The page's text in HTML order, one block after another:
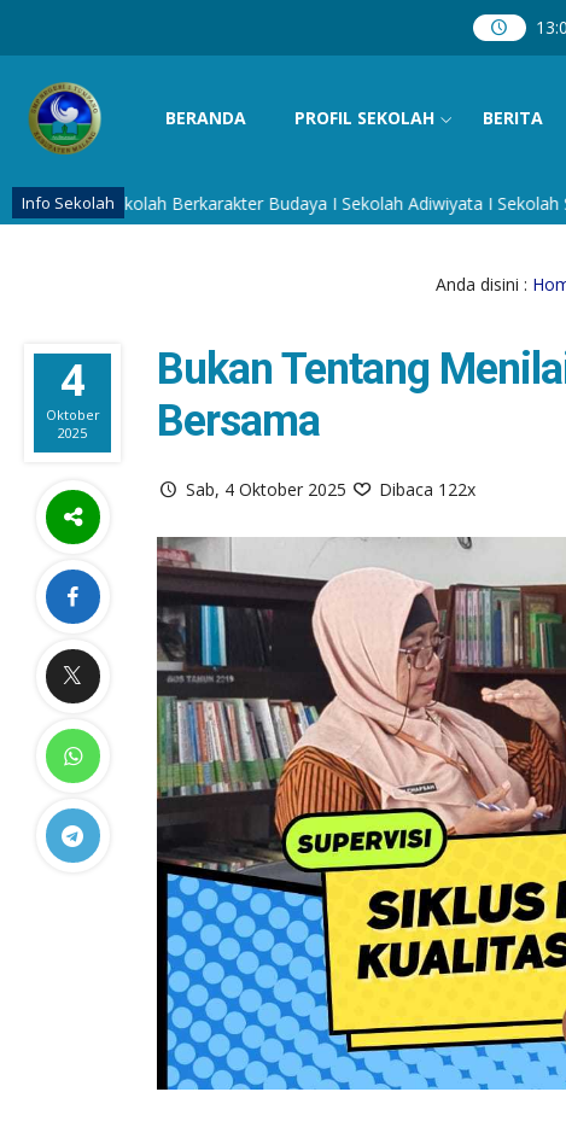
13:
BERANDA PROFIL SEKOLAH BERITA
Info Sekolah
Sekolah Berkarakter Budaya I Sekolah Adiwiyata I Sekolah Siaga
Anda disini :
4
Oktober
2025
Bukan Tentang
Bersama
Sab, 4 Oktober 2025 Dibaca 122x